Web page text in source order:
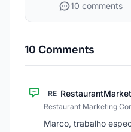
10 comments
10 Comments
RE
Restaurant Marketing
Marco, trabalho